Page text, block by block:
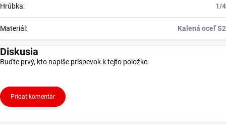
Hrúbka: 1/4
Materiál : Kalená oceľ S2
Diskusia
Buďte prvý, kto napíše príspevok k tejto položke.
Pridať komentár